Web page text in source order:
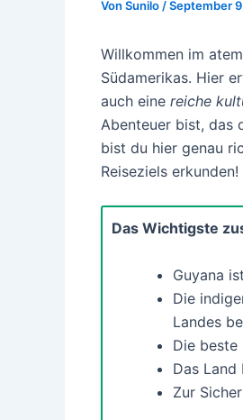
Von Sunilo /September
Willkommen im
Südamerikas. Hier
auch eine reiche
Abenteuer bist, das
bist du hier genau
Reiseziels erkunden!
Das Wichtigste
Guyana
Die
Landes
Die beste
Das Land
Zur